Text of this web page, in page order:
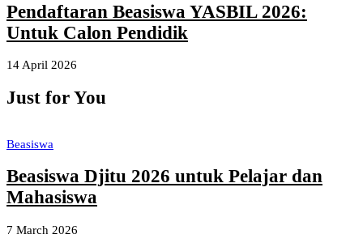
Pendaftaran Beasiswa YASBIL 2026:
Untuk Calon Pendidik
14 April 2026
Just for You
Beasiswa
Beasiswa Djitu 2026 untuk Pelajar dan
Mahasiswa
7 March 2026